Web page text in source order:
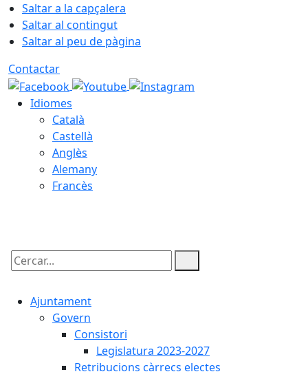
Saltar a la capçalera
Saltar al contingut
Saltar al peu de pàgina
Contactar
Idiomes
Català
Castellà
Anglès
Alemany
Francès
Cercar:
Ajuntament
Govern
Consistori
Legislatura 2023-2027
Retribucions càrrecs electes